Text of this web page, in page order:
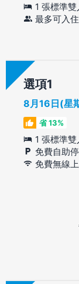
1 張標準
最多可入
選項
8月16日(星
省 13%
1 張標準
免費自助
免費無線